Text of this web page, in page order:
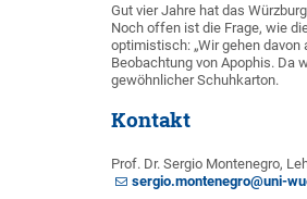
Gut vier Jahre hat das
Noch offen ist die Frage, wie
optimistisch: „Wir gehen
Beobachtung von Apophis. Da
gewöhnlicher Schuhkarton.
Kontakt
Prof. Dr. Sergio Montenegro,
sergio.montenegro@uni-